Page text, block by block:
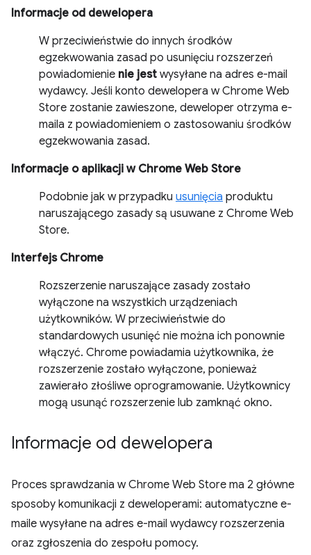
Informacje od dewelopera
W przeciwieństwie do innych środków
egzekwowania zasad po usunięciu rozszerzeń
powiadomienie nie jest wysyłane na adres e-mail
wydawcy. Jeśli konto dewelopera w Chrome Web
Store zostanie zawieszone, deweloper otrzyma e-
maila z powiadomieniem o zastosowaniu środków
egzekwowania zasad.
Informacje o aplikacji w Chrome Web Store
Podobnie jak w przypadku usunięcia produktu
naruszającego zasady są usuwane z Chrome Web
Store.
Interfejs Chrome
Rozszerzenie naruszające zasady zostało
wyłączone na wszystkich urządzeniach
użytkowników. W przeciwieństwie do
standardowych usunięć nie można ich ponownie
włączyć. Chrome powiadamia użytkownika, że
rozszerzenie zostało wyłączone, ponieważ
zawierało złośliwe oprogramowanie. Użytkownicy
mogą usunąć rozszerzenie lub zamknąć okno.
Informacje od dewelopera
Proces sprawdzania w Chrome Web Store ma 2 główne
sposoby komunikacji z deweloperami: automatyczne e-
maile wysyłane na adres e-mail wydawcy rozszerzenia
oraz zgłoszenia do zespołu pomocy.